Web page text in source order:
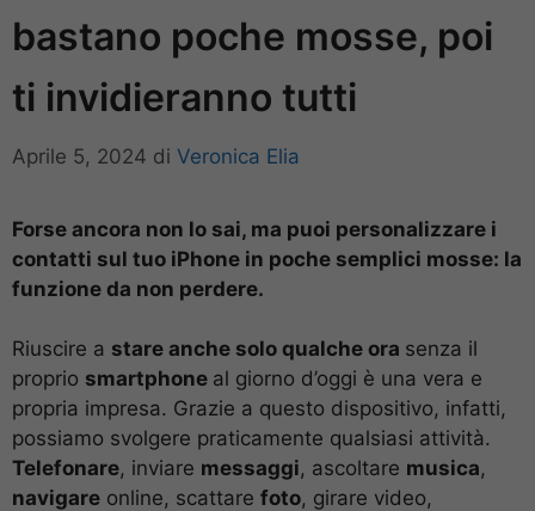
bastano poche mosse, poi
ti invidieranno tutti
Aprile 5, 2024 di Veronica Elia
Forse ancora non lo sai, ma puoi personalizzare i
contatti sul tuo iPhone in poche semplici mosse: la
funzione da non perdere.
Riuscire a stare anche solo qualche ora senza il
proprio smartphone al giorno d’oggi è una vera e
propria impresa. Grazie a questo dispositivo, infatti,
possiamo svolgere praticamente qualsiasi attività.
Telefonare, inviare messaggi, ascoltare musica,
navigare online, scattare foto, girare video,